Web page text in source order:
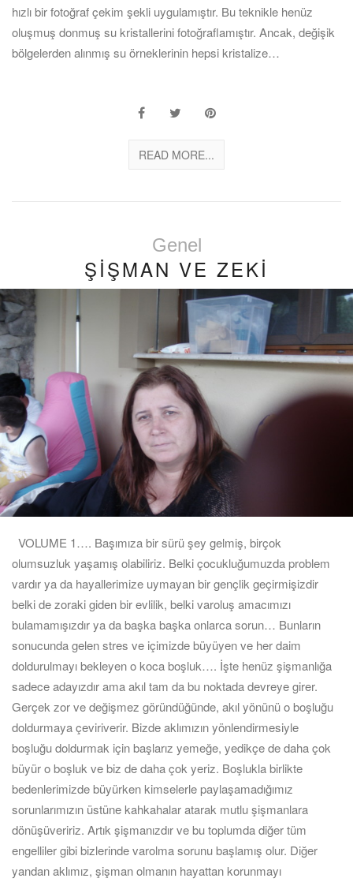
hızlı bir fotoğraf çekim şekli uygulamıştır. Bu teknikle henüz
oluşmuş donmuş su kristallerini fotoğraflamıştır. Ancak, değişik
bölgelerden alınmış su örneklerinin hepsi kristalize…
READ MORE...
Genel
ŞİŞMAN VE ZEKİ
VOLUME 1…. Başımıza bir sürü şey gelmiş, birçok
olumsuzluk yaşamış olabiliriz. Belki çocukluğumuzda problem
vardır ya da hayallerimize uymayan bir gençlik geçirmişizdir
belki de zoraki giden bir evlilik, belki varoluş amacımızı
bulamamışızdır ya da başka başka onlarca sorun… Bunların
sonucunda gelen stres ve içimizde büyüyen ve her daim
doldurulmayı bekleyen o koca boşluk…. İşte henüz şişmanlığa
sadece adayızdır ama akıl tam da bu noktada devreye girer.
Gerçek zor ve değişmez göründüğünde, akıl yönünü o boşluğu
doldurmaya çeviriverir. Bizde aklımızın yönlendirmesiyle
boşluğu doldurmak için başlarız yemeğe, yedikçe de daha çok
büyür o boşluk ve biz de daha çok yeriz. Boşlukla birlikte
bedenlerimizde büyürken kimselerle paylaşamadığımız
sorunlarımızın üstüne kahkahalar atarak mutlu şişmanlara
dönüşüveririz. Artık şişmanızdır ve bu toplumda diğer tüm
engelliler gibi bizlerinde varolma sorunu başlamış olur. Diğer
yandan aklımız, şişman olmanın hayattan korunmayı